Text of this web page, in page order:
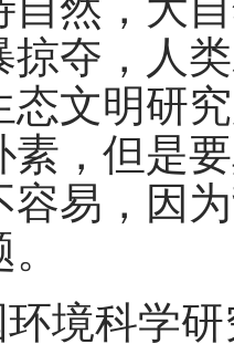
掠夺，人
态文明研
素，但是
容易，因
境科学